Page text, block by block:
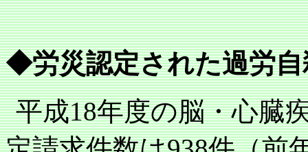
◆労災認定された過労自
平成18年度の脳・心臓